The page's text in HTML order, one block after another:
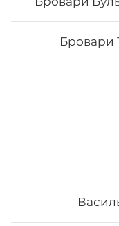
Бровари
Футомак з
Вага: 290 г Склад: